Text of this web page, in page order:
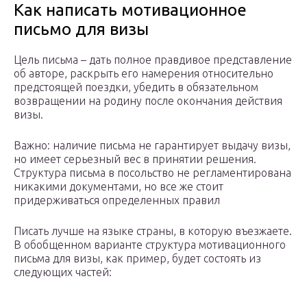
Как написать мотивационное
письмо для визы
Цель письма – дать полное правдивое представление
об авторе, раскрыть его намерения относительно
предстоящей поездки, убедить в обязательном
возвращении на родину после окончания действия
визы.
Важно: наличие письма не гарантирует выдачу визы,
но имеет серьезный вес в принятии решения.
Структура письма в посольство не регламентирована
никакими документами, но все же стоит
придерживаться определенных правил
Писать лучше на языке страны, в которую въезжаете.
В обобщенном варианте структура мотивационного
письма для визы, как пример, будет состоять из
следующих частей: